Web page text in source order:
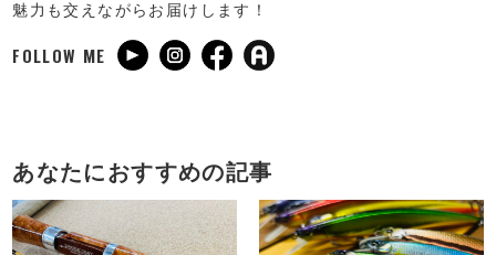
魅力も交えながらお届けします！
FOLLOW ME
あなたにおすすめの記事